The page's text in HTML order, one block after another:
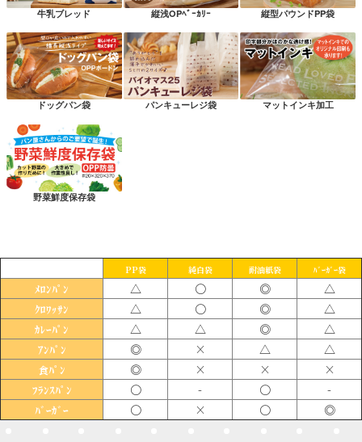
牛乳ブレッド 縦浅OPﾍﾞｰｶﾘｰ 縦型パウンドPP袋
ドッグパン袋 パンキューレジ袋 マットインキ加工
野菜鮮度保存袋
PP袋 純白袋 耐油紙袋 ﾊﾞｰｶﾞｰ袋
ﾒﾛﾝﾊﾟﾝ △ 〇 ◎ △
ｸﾛﾜｯｻﾝ △ 〇 ◎ △
ｶﾚｰﾊﾟﾝ △ △ ◎ △
ｱﾝﾊﾟﾝ ◎ × △ △
食ﾊﾟﾝ ◎ × × ×
ﾌﾗﾝｽﾊﾟﾝ 〇 - 〇 -
ﾊﾞｰｶﾞｰ 〇 × 〇 ◎